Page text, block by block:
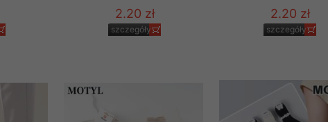
2.20 zł
szczegóły
2.20 zł
szczegóły